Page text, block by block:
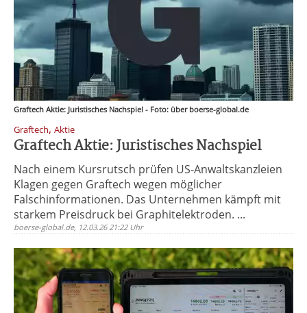
Graftech Aktie: Juristisches Nachspiel - Foto: über boerse-global.de
Graftech, Aktie
Graftech Aktie: Juristisches Nachspiel
Nach einem Kursrutsch prüfen US-Anwaltskanzleien
Klagen gegen Graftech wegen möglicher
Falschinformationen. Das Unternehmen kämpft mit
starkem Preisdruck bei Graphitelektroden. ...
boerse-global.de, 12.03.26 21:22 Uhr